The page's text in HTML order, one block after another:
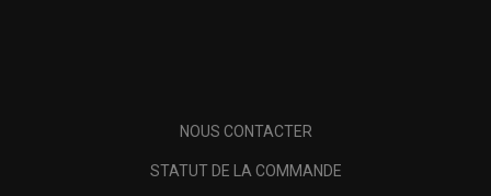
NOUS CONTACTER
STATUT DE LA COMMANDE